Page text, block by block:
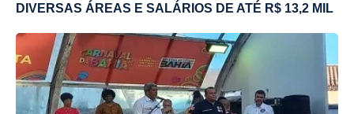
DIVERSAS ÁREAS E SALÁRIOS DE ATÉ R$ 13,2 MIL